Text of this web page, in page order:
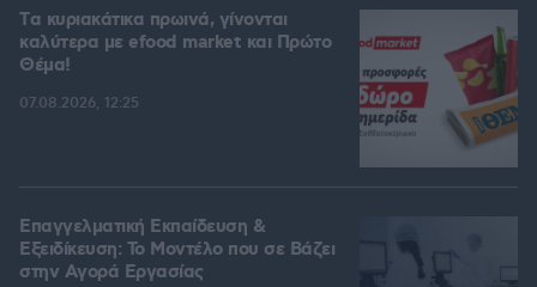
Tα κυριακάτικα πρωινά, γίνονται
καλύτερα με efood market και Πρώτο
Θέμα!
07.08.2026, 12:25
Επαγγελματική Εκπαίδευση &
Εξειδίκευση: Το Mοντέλο που σε Bάζει
στην Aγορά Eργασίας